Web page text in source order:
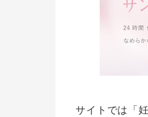
サイトでは「